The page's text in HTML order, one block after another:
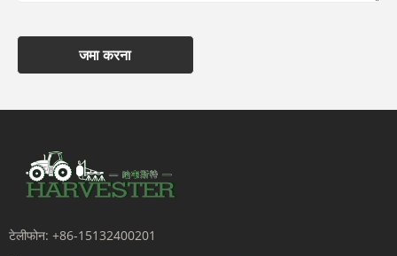
जमा करना
टेलीफोन: +86-15132400201